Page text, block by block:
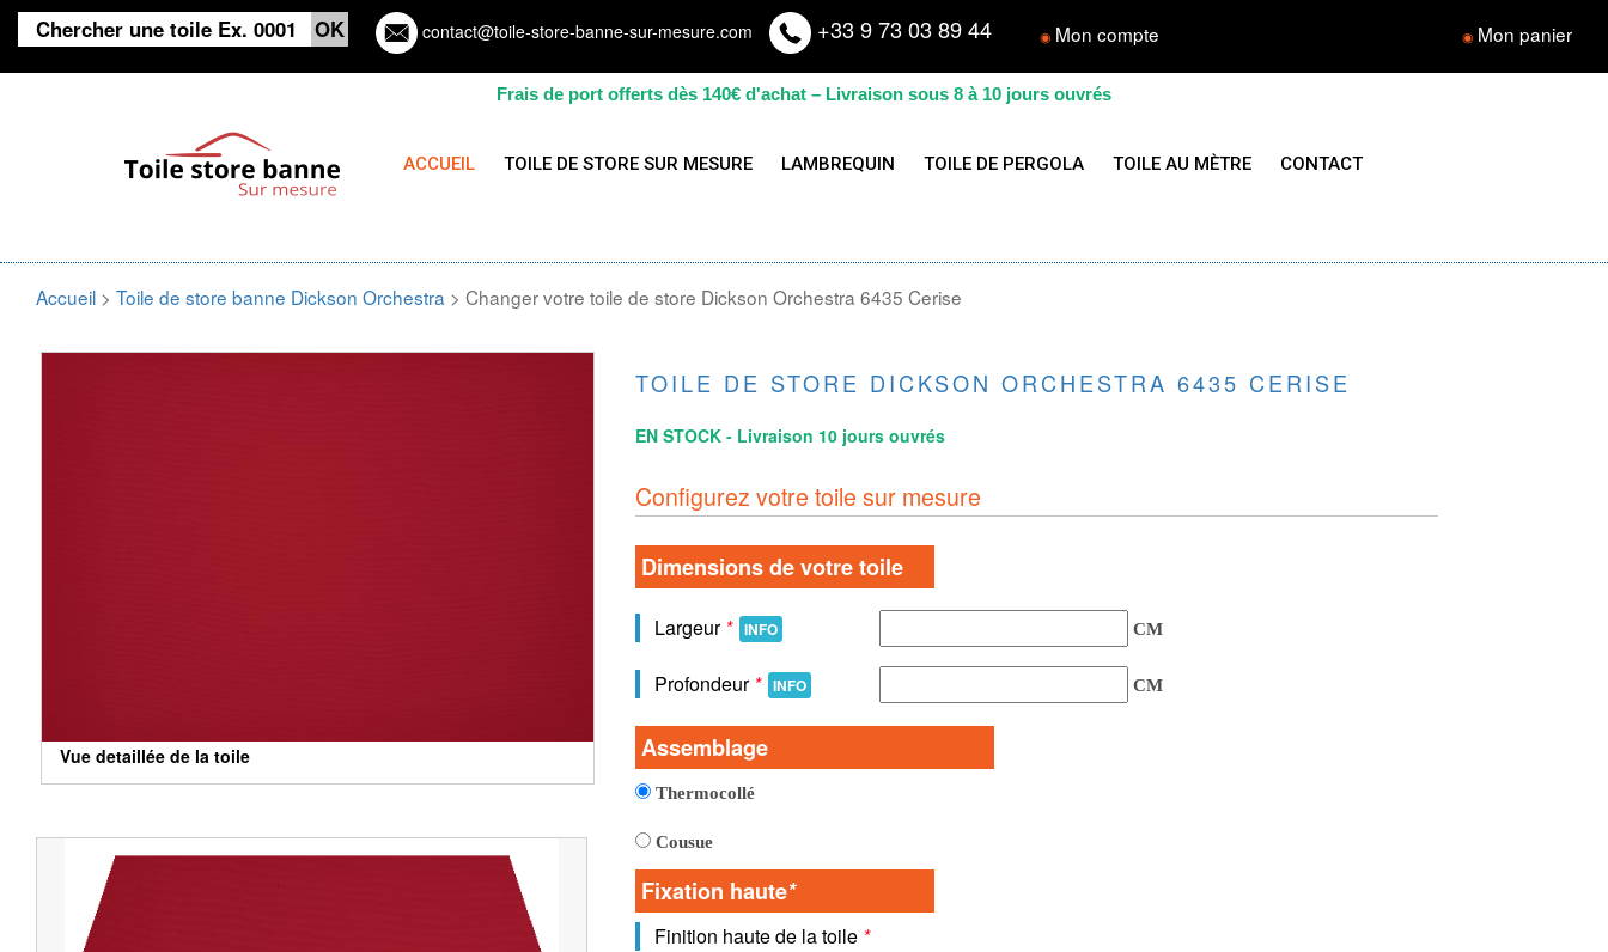
contact@toile-store-banne-sur-mesure.com +33 9 73 03 89 44 ◉ Mon compte ◉ Mon panier
Frais de port offerts dès 140€ d'achat – Livraison sous 8 à 10 jours ouvrés
ACCUEIL TOILE DE STORE SUR MESURE LAMBREQUIN TOILE DE PERGOLA TOILE AU MÈTRE CONTACT
Accueil >Toile de store banne Dickson Orchestra > Changer votre toile de store Dickson Orchestra 6435 Cerise
Vue detaillée de la toile Vue detaillée de la toile
TOILE DE STORE DICKSON ORCHESTRA 6435 CERISE
EN STOCK - Livraison 10 jours ouvrés
Configurez votre toile sur mesure
Dimensions de votre toile
Largeur * INFO CM
Profondeur * INFO CM
Assemblage
Thermocollé
Cousue
Fixation haute*
Finition haute de la toile *